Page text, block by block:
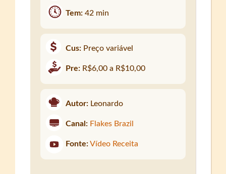
Tem:42 min
Cus: Preço variável
Pre: R$6,00 a R$10,00
Autor: Leonardo
Canal: Flakes Brazil
Fonte: Vídeo Receita